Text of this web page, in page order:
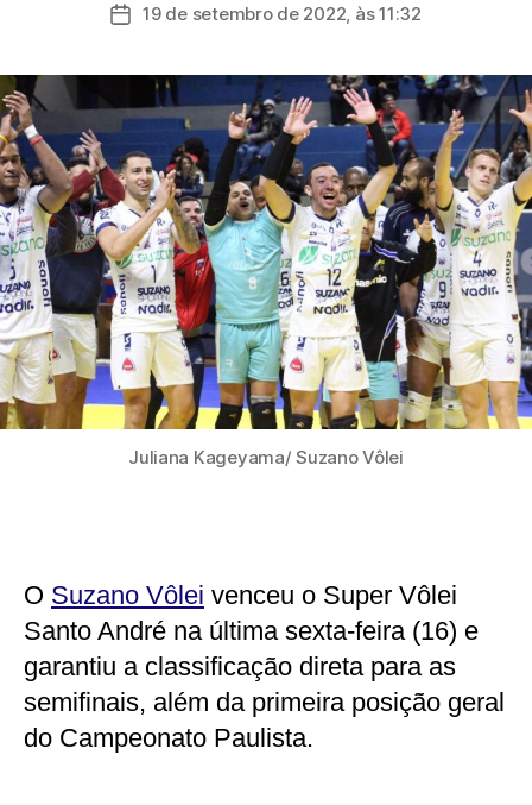
Data19 de setembro de 2022, às 11:32
Juliana Kageyama/ Suzano Vôlei
O Suzano Vôlei venceu o Super Vôlei
Santo André na última sexta-feira (16) e
garantiu a classificação direta para as
semifinais, além da primeira posição geral
do Campeonato Paulista.